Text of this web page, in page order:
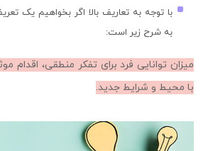
با توجه به تعاریف بالا اگر بخواهیم یک
به شرح زیر است:
میزان توانایی فرد برای تفکر منطقی، اقدام
با محیط و شرایط جدید.